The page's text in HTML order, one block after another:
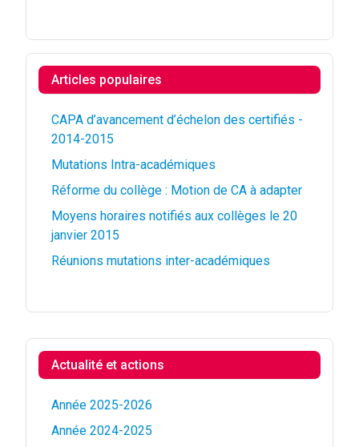
Actualité et actions
Année 2025-2026
Année 2024-2025
Articles populaires
CAPA d’avancement d’échelon des certifiés -
2014-2015
Mutations Intra-académiques
Réforme du collège : Motion de CA à adapter
Moyens horaires notifiés aux collèges le 20
janvier 2015
Réunions mutations inter-académiques